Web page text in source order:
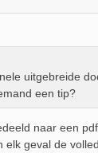
uitgebreide
een tip?
naar een
elk geval de